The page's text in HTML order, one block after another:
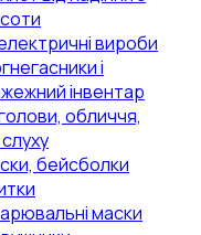
вироби
і
інвентар
обличчя,
бейсболки
маски